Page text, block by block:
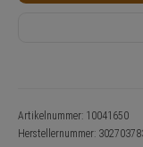
Artikelnummer: 10041650
Herstellernummer: